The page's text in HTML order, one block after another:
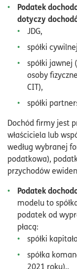
Podatek
dotyczy
JDG,
spółki
spółki jawnej
osoby
CIT),
spółki
Dochód firmy jest
właściciela lub
według wybranej
podatkowa),
przychodów
Podatek
modelu to
podatek od
płacą:
spółki
spółka
2021 roku)..